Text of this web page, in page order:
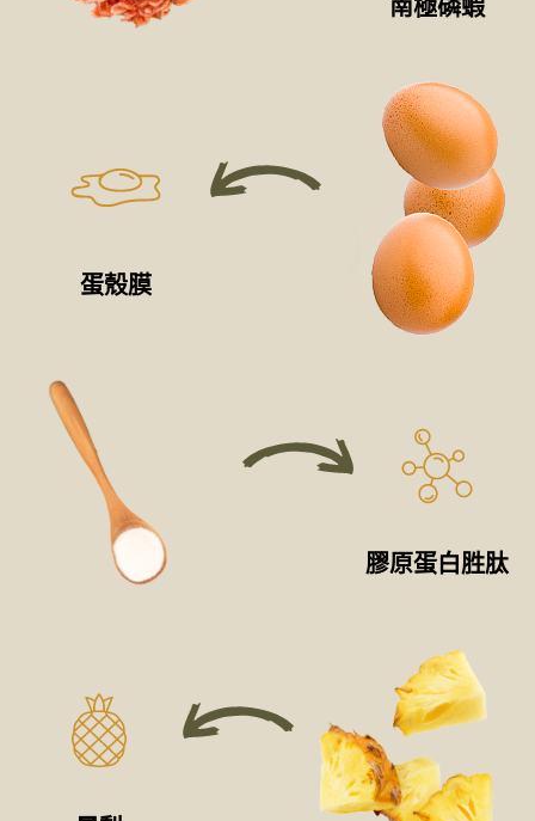
南極磷蝦
蛋殼膜
膠原蛋白胜肽